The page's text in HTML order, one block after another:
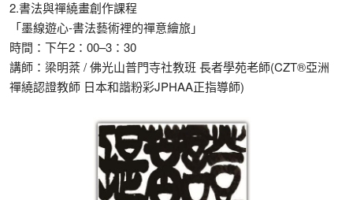
2.書法與禪繞畫創作課程
「墨線遊心-書法藝術裡的禪意繪旅」
時間：下午2：00–3：30
講師：梁明棻 / 佛光山普門寺社教班 長者學苑老師(CZT®亞洲
禪繞認證教師 日本和諧粉彩JPHAA正指導師)